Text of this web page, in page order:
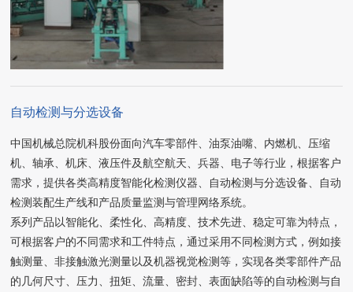
自动检测与分选设备
中国机械总院机科股份面向汽车零部件、油泵油嘴、内燃机、压缩
机、轴承、机床、液压件及航空航天、兵器、电子等行业，根据客户
需求，提供各类高精度智能化检测仪器、自动检测与分选设备、自动
检测装配生产线和产品质量监测与管理网络系统。
系列产品以智能化、柔性化、高精度、技术先进、稳定可靠为特点，
可根据客户的不同需求和工件特点，通过采用不同检测方式，例如接
触测量、非接触激光测量以及机器视觉检测等，实现各类零部件产品
的几何尺寸、压力、扭矩、流量、密封、表面缺陷等的自动检测与自